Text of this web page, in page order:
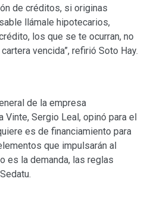
de créditos, si originas
llámale hipotecarios,
los que se te ocurran, no
vencida”, refirió Soto Hay.
de la empresa
Vinte, Sergio Leal, opinó para el
es de financiamiento para
que impulsarán al
es la demanda, las reglas